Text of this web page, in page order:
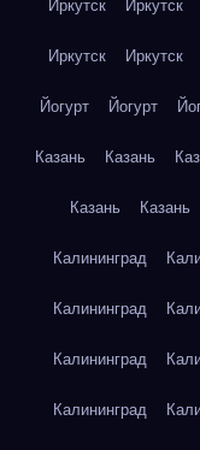
Иркутск Иркутск
Иркутск Иркутск
Йогурт Йогурт
Казань Казань
Казань Казань
Калининград
Калининград
Калининград
Калининград